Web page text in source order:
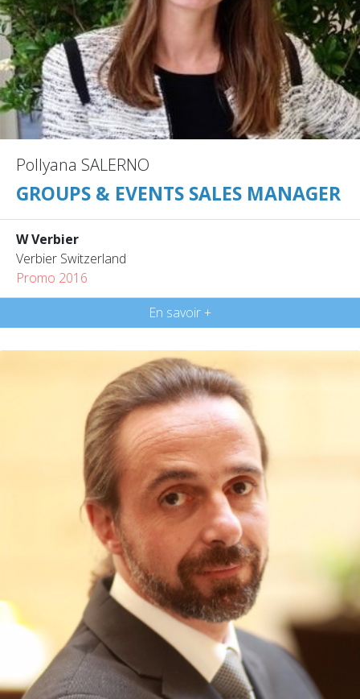
Pollyana SALERNO
GROUPS & EVENTS SALES MANAGER
W Verbier
Verbier Switzerland
Promo 2016
En savoir +